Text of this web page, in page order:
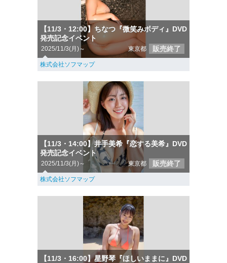
【11/3・12:00】ちなつ『微笑みボディ』DVD
発売記念イベント
2025/11/3(月)～ 東京都 販売終了
株式会社ソフマップ
【11/3・14:00】井手美希『恋する美希』DVD
発売記念イベント
2025/11/3(月)～ 東京都 販売終了
株式会社ソフマップ
【11/3・16:00】星野琴『ほしいままに』DVD